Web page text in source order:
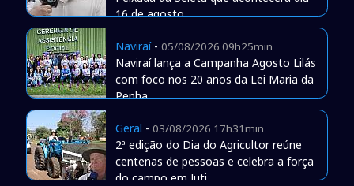
16 de agosto
Naviraí- 05/08/2026 09h25min
Naviraí lança a Campanha Agosto Lilás
com foco nos 20 anos da Lei Maria da
Penha
Geral - 03/08/2026 17h31min
2ª edição do Dia do Agricultor reúne
centenas de pessoas e celebra a força
do campo em Juti